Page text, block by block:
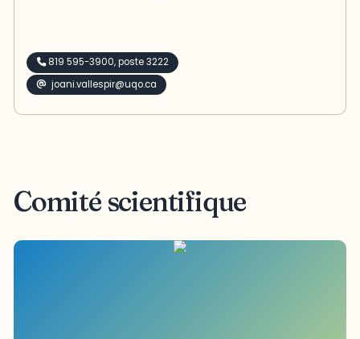
819 595-3900, poste 3222
joani.vallespir@uqo.ca
Comité scientifique